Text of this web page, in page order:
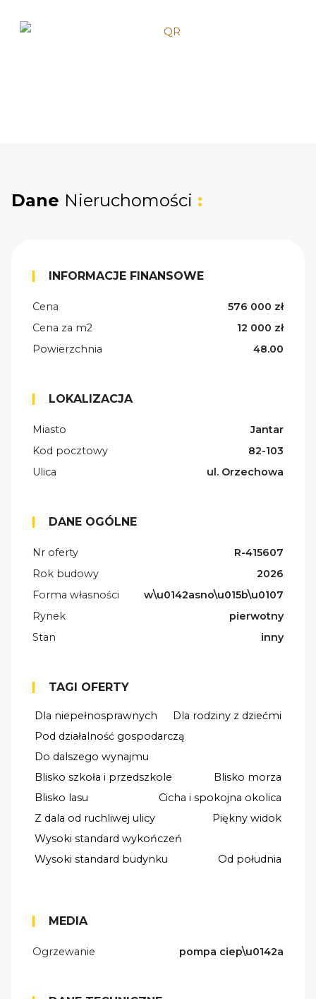
Dane Nieruchomości :
INFORMACJE FINANSOWE
Cena
576 000 zł
Cena za m2
12 000 zł
Powierzchnia
48.00
LOKALIZACJA
Miasto
Jantar
Kod pocztowy
82-103
Ulica
ul. Orzechowa
DANE OGÓLNE
Nr oferty
R-415607
Rok budowy
2026
Forma własności
w\u0142asno\u015b\u0107
Rynek
pierwotny
Stan
inny
TAGI OFERTY
Dla niepełnosprawnych
Dla rodziny z dziećmi
Pod działalność gospodarczą
Do dalszego wynajmu
Blisko szkoła i przedszkole
Blisko morza
Blisko lasu
Cicha i spokojna okolica
Z dala od ruchliwej ulicy
Piękny widok
Wysoki standard wykończeń
Wysoki standard budynku
Od południa
MEDIA
Ogrzewanie pompa ciep\u0142a